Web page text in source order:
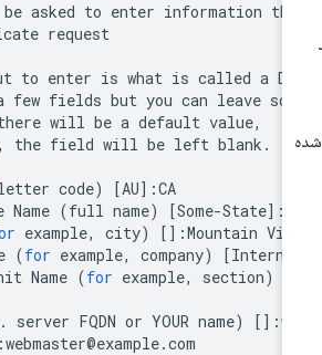
to be asked to enter information
request
to enter is what is called
a few fields but you can leave
there will be a default value,
'.', the field will be left blank.
2 letter code) [ AU]:CA
Name (full name) [Some-State
( for example, city ) []:Mountain
( for example, company) [
Unit Name ( for example, section
e.g. server FQDN or YOUR name ) []
[]:webmaster@example.com